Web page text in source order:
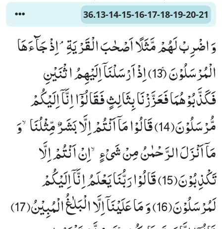
36.13-14-15-16-17-18-19-20-21
وَ اضْرِبْ لَهُمْ مَّثَلًا اَصْحٰبَ الْقَرْیَةِۘ-اِذْ جَآءَهَا
الْمُرْسَلُوْنَۚ (13) اِذْ اَرْسَلْنَاۤ اِلَیْهِمُ اثْنَیْنِ
فَكَذَّبُوْهُمَا فَعَزَّزْنَا بِثَالِثٍ فَقَالُوْۤا اِنَّاۤ اِلَیْكُمْ
مُّرْسَلُوْنَ(14) قَالُوْا مَاۤ اَنْتُمْ اِلَّا بَشَرٌ مِّثْلُنَاۙ-وَ
مَاۤ اَنْزَلَ الرَّحْمٰنُ مِنْ شَیْءٍۙ-اِنْ اَنْتُمْ اِلَّا
تَكْذِبُوْنَ(15) قَالُوْا رَبُّنَا یَعْلَمُ اِنَّاۤ اِلَیْكُمْ
لَمُرْسَلُوْنَ(16) وَ مَا عَلَیْنَاۤ اِلَّا الْبَلٰغُ الْمُبِیْنُ(17)